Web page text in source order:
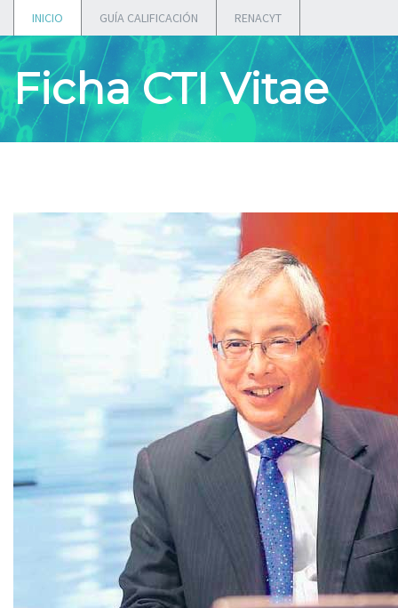
INICIO GUÍA CALIFICACIÓN RENACYT
Ficha CTI Vitae